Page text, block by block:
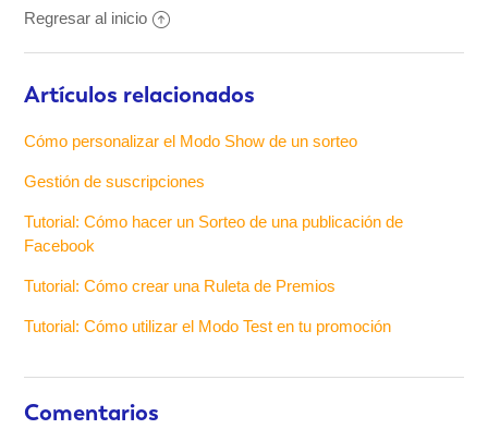
Regresar al inicio
Artículos relacionados
Cómo personalizar el Modo Show de un sorteo
Gestión de suscripciones
Tutorial: Cómo hacer un Sorteo de una publicación de
Facebook
Tutorial: Cómo crear una Ruleta de Premios
Tutorial: Cómo utilizar el Modo Test en tu promoción
Comentarios